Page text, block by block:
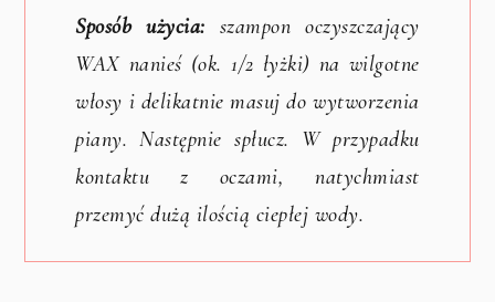
Sposób użycia: szampon oczyszczający
WAX nanieś (ok. 1/2 łyżki) na wilgotne
włosy i delikatnie masuj do wytworzenia
piany. Następnie spłucz. W przypadku
kontaktu z oczami, natychmiast
przemyć dużą ilością ciepłej wody.